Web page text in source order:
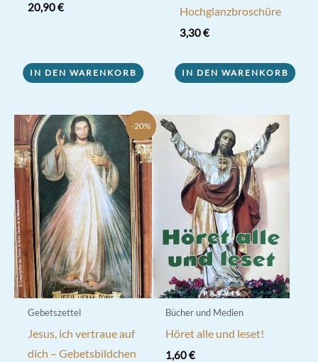
Bewertet mit
5.00
20,90€
IN DEN WARENKORB
Hochglanzbroschüre
3,30€
IN DEN WARENKORB
-20%
Gebetszettel
Jesus, ich vertraue auf
dich – Gebetsbildchen
Bücher und Medien
Höret alle und leset!
1,60€